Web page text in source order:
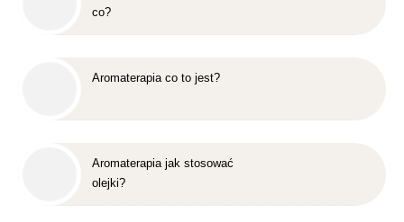
co?
Aromaterapia co to jest?
Aromaterapia jak stosować
olejki?